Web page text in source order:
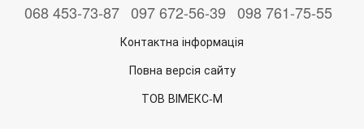
068 453-73-87 097 672-56-39 098 761-75-55
Контактна інформація
Повна версія сайту
ТОВ ВІМЕКС-М